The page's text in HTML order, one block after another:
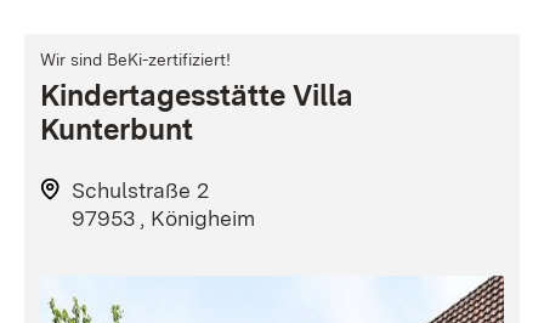
Wir sind BeKi-zertifiziert!
Kindertagesstätte Villa
Kunterbunt
Schulstraße 2
97953 , Königheim